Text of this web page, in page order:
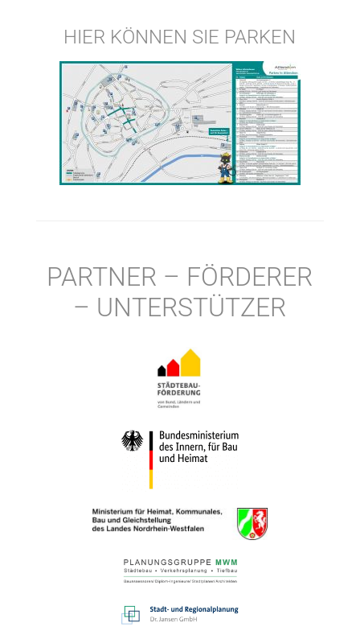
HIER KÖNNEN SIE PARKEN
PARTNER – FÖRDERER
– UNTERSTÜTZER